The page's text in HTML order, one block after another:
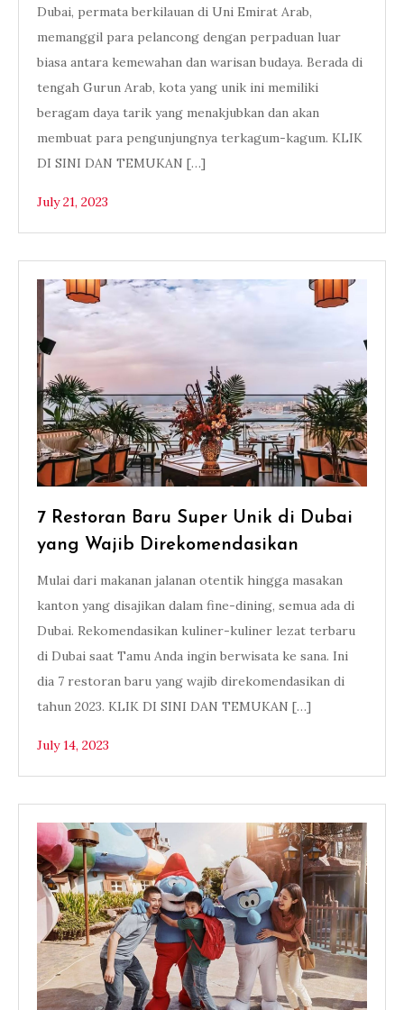
Dubai, permata berkilauan di Uni Emirat Arab,
memanggil para pelancong dengan perpaduan luar
biasa antara kemewahan dan warisan budaya. Berada di
tengah Gurun Arab, kota yang unik ini memiliki
beragam daya tarik yang menakjubkan dan akan
membuat para pengunjungnya terkagum-kagum. KLIK
DI SINI DAN TEMUKAN […]
July 21, 2023
7 Restoran Baru Super Unik di Dubai
yang Wajib Direkomendasikan
Mulai dari makanan jalanan otentik hingga masakan
kanton yang disajikan dalam fine-dining, semua ada di
Dubai. Rekomendasikan kuliner-kuliner lezat terbaru
di Dubai saat Tamu Anda ingin berwisata ke sana. Ini
dia 7 restoran baru yang wajib direkomendasikan di
tahun 2023. KLIK DI SINI DAN TEMUKAN […]
July 14, 2023